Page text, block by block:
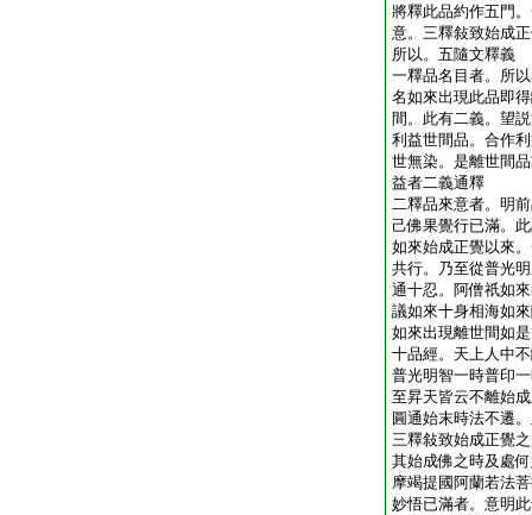
將釋此品約作五門
意。三釋敍致始成
所以。五隨文釋義
一釋品名目者。所
名如來出現此品即
間。此有二義。望
利益世間品。合作
世無染。是離世間
益者二義通釋
二釋品來意者。明
己佛果覺行已滿。
如來始成正覺以來
共行。乃至從普光
通十忍。阿僧祇如
議如來十身相海如
如來出現離世間如
十品經。天上人中
普光明智一時普印
至昇天皆云不離始
圓通始末時法不遷
三釋敍致始成正覺
其始成佛之時及處
摩竭提國阿蘭若法
妙悟已滿者。意明